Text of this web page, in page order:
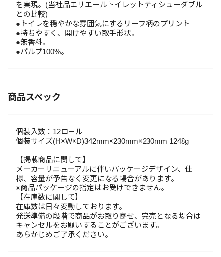
を実現。(当社品エリエールトイレットティシューダブル
との比較)
●トイレを穏やかな雰囲気にするリーフ柄のプリント
●持ちやすく、開けやすい取手形状。
●無香料。
●パルプ100%。
商品スペック
個装入数：12ロール
個装サイズ(H×W×D)342mm×230mm×230mm 1248g
【掲載商品に関して】
メーカーリニューアルに伴いパッケージデザイン、仕
様、容量が予告なく変更になる場合があります。
※商品パッケージの指定はお受けできません。
【在庫数に関して】
在庫数は日々変動しております。
発送準備の段階で商品がお取り寄せ、完売となる場合は
キャンセルをお願いすることがございます。
あらかじめご了承ください。